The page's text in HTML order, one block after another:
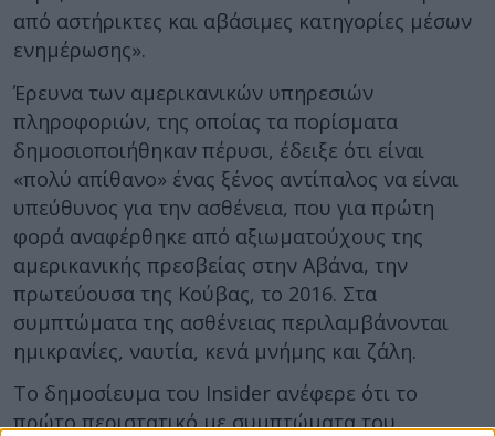
από αστήρικτες και αβάσιμες κατηγορίες μέσων
ενημέρωσης».
Έρευνα των αμερικανικών υπηρεσιών
πληροφοριών, της οποίας τα πορίσματα
δημοσιοποιήθηκαν πέρυσι, έδειξε ότι είναι
«πολύ απίθανο» ένας ξένος αντίπαλος να είναι
υπεύθυνος για την ασθένεια, που για πρώτη
φορά αναφέρθηκε από αξιωματούχους της
αμερικανικής πρεσβείας στην Αβάνα, την
πρωτεύουσα της Κούβας, το 2016. Στα
συμπτώματα της ασθένειας περιλαμβάνονται
ημικρανίες, ναυτία, κενά μνήμης και ζάλη.
Το δημοσίευμα του Insider ανέφερε ότι το
πρώτο περιστατικό με συμπτώματα του